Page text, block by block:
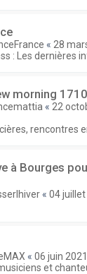
« 28
: Les dernières
morning
« 22
rencontres
à Bourges
« 04
« 06 juin
et